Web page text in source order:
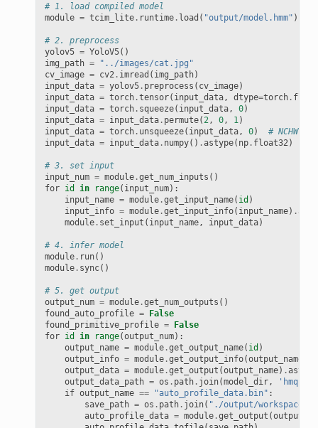
# 1. load compiled model
module = tcim_lite. runtime. load ( "output/model.hmm" )
# 2. preprocess
yolov5 = YoloV5()
img_path =
"../images/cat.jpg"
cv_image = cv2. imread ( img_path)
input_data = yolov5. preprocess ( cv_image)
input_data = torch.tensor( input_data, dtype=torch.
input_data = torch. squeeze( input_data, 0)
input_data = input_data. permute( 2, 0, 1)
input_data = torch. unsqueeze( input_data, 0)
# NCHW
input_data = input_data. numpy() .astype( np. float32)
# 3. set input
input_num = module.get_num_inputs ()
for id in range( input_num):
input_name = module.get_input_name( id )
input_info = module.get_input_info( input_name) .
module. set_input ( input_name, input_data)
# 4. infer model
module. run()
module. sync()
# 5. get output
output_num = module.get_num_outputs ()
found_auto_profile = False
found_primitive_profile = False
for id in range(output_num):
output_name = module.get_output_name( id )
output_info = module.get_output_info(output_name
output_data = module.get_output (output_name) .astype
output_data_path = os . path. join(model_dir,
if output_name == "auto_profile_data.bin" :
save_path = os . path. join( "./output/workspace/
auto_profile_data = module.get_output (